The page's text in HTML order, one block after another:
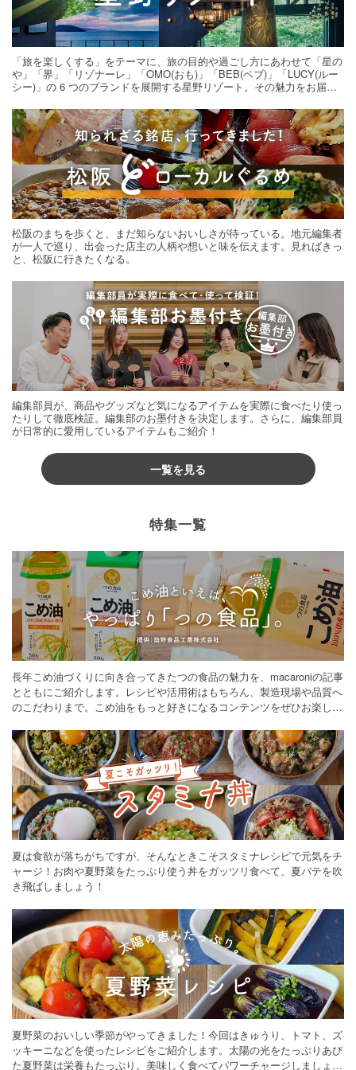
「旅を楽しくする」をテーマに、旅の目的や過ごし方にあわせて「星の
や」「界」「リゾナーレ」「OMO(おも)」「BEB(ベブ)」「LUCY(ルー
シー)」の 6 つのブランドを展開する星野リゾート。その魅力をお届け
松阪のまちを歩くと、まだ知らないおいしさが待っている。地元編集者
が一人で巡り、出会った店主の人柄や想いと味を伝えます。見ればきっ
と、松阪に行きたくなる。
編集部員が、商品やグッズなど気になるアイテムを実際に食べたり使っ
たりして徹底検証。編集部のお墨付きを決定します。さらに、編集部員
が日常的に愛用しているアイテムもご紹介！
一覧を見る
特集一覧
長年こめ油づくりに向き合ってきたつの食品の魅力を、macaroniの記事
とともにご紹介します。レシピや活用術はもちろん、製造現場や品質へ
のこだわりまで。こめ油をもっと好きになるコンテンツをぜひお楽しみ
夏は食欲が落ちがちですが、そんなときこそスタミナレシピで元気をチ
ャージ！お肉や夏野菜をたっぷり使う丼をガッツリ食べて、夏バテを吹
き飛ばしましょう！
夏野菜のおいしい季節がやってきました！今回はきゅうり、トマト、ズ
ッキーニなどを使ったレシピをご紹介します。太陽の光をたっぷりあび
た夏野菜は栄養もたっぷり。美味しく食べてパワーチャージしましょう